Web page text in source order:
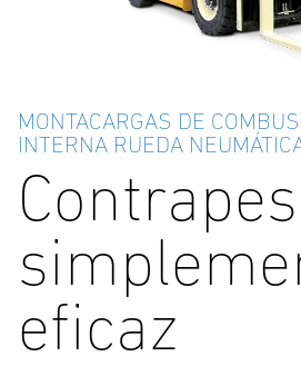
MONTACARGAS DE
INTERNA RUEDA
eficaz